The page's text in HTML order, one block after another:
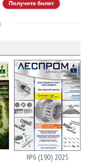
№6 (190) 2025